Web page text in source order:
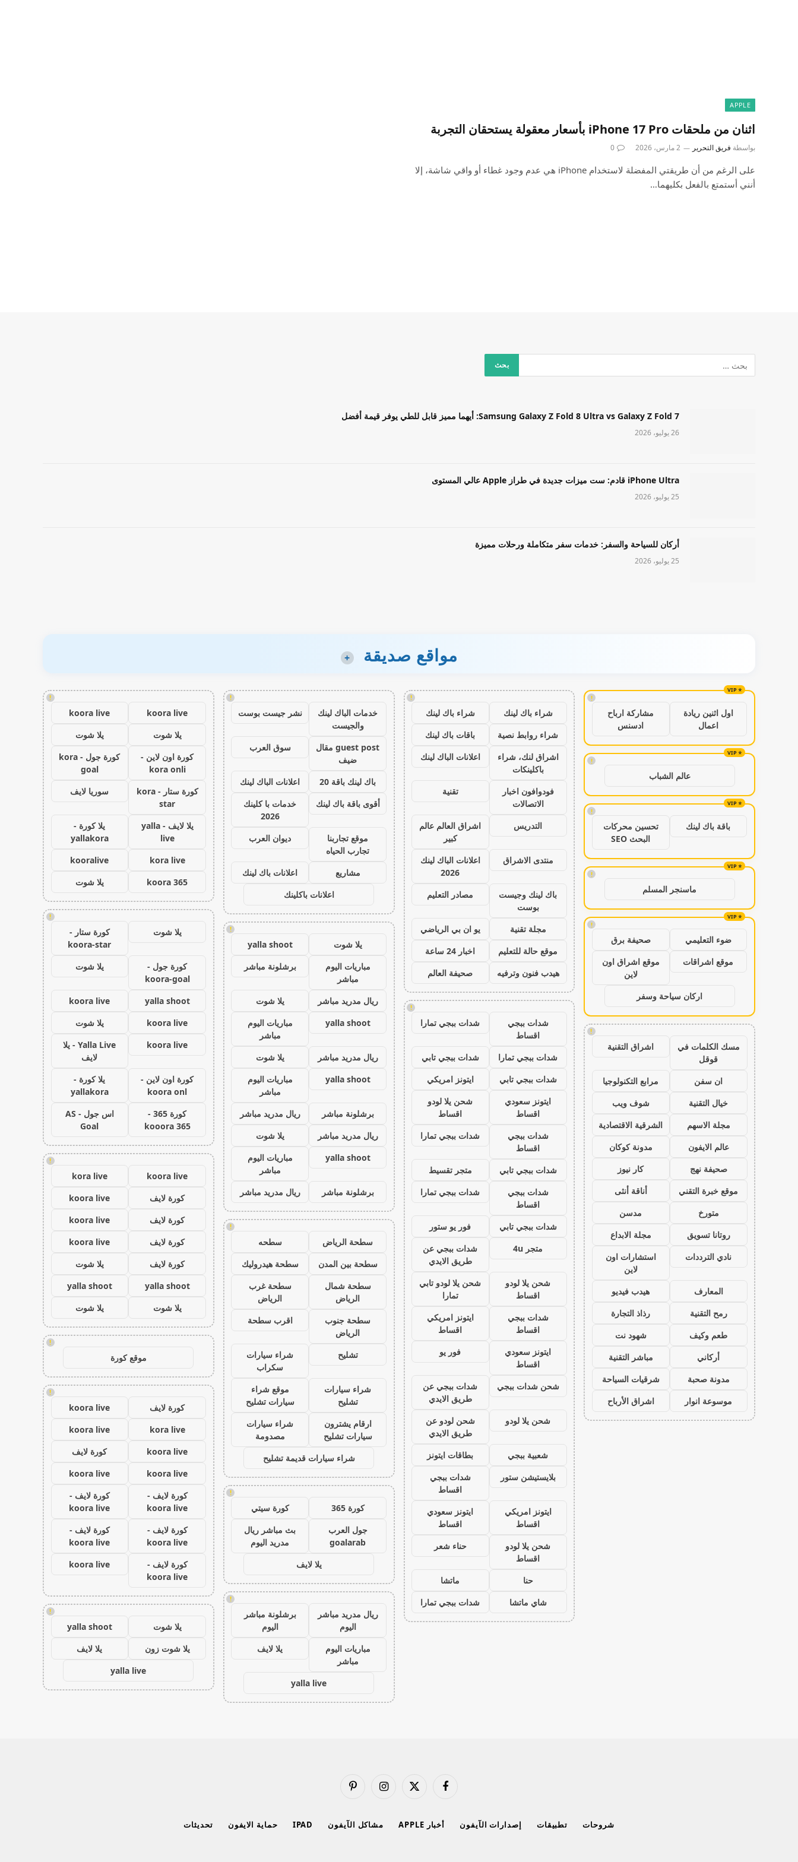
APPLE
اثنان من ملحقات iPhone 17 Pro بأسعار معقولة يستحقان التجربة
بواسطة فريق التحرير 2 مارس، 2026 0
على الرغم من أن طريقتي المفضلة لاستخدام iPhone هي عدم وجود غطاء أو واقي شاشة، إلا
أنني أستمتع بالفعل بكليهما…
Samsung Galaxy Z Fold 8 Ultra vs Galaxy Z Fold 7: أيهما مميز قابل للطي يوفر قيمة أفضل
26 يوليو، 2026
iPhone Ultra قادم: ست ميزات جديدة في طراز Apple عالي المستوى
25 يوليو، 2026
أركان للسياحة والسفر: خدمات سفر متكاملة ورحلات مميزة
25 يوليو، 2026
مواقع صديقة +
!
اول اثنين ريادة
اعمال
مشاركة ارباح
ادسنس
!
عالم الشباب
!
باقة باك لينك
تحسين محركات
البحث SEO
!
ماسنجر المسلم
!
ضوء التعليمي
صحيفة برق
موقع اشراقات
موقع اشراق اون
لاين
اركان سياحة وسفر
!
مسك الكلمات في
قوقل
اشراق التقنية
ان سفن
مرابع التكنولوجيا
خيال التقنية
شوف ويب
مجلة الاسهم
الشرقية الاقتصادية
عالم الايفون
مدونة كوكان
صحيفة نهج
كار نيوز
موقع خبرة التقني
أناقة أنثى
متورخ
مدسن
روتانا تسويق
مجلة الابداع
نادي الترددات
استشارات اون
لاين
المعارف
هيدب فيديو
رمح التقنية
رذاذ التجارة
طعم وكيف
شهود نت
أركاني
مباشر التقنية
مدونة صحبة
شرقيات السياحة
موسوعة انوار
اشراق الأرباح
!
شراء باك لينك
شراء باك لينك
شراء روابط نصية
باقات باك لينك
اشراق لنك، شراء
باكلينكات
اعلانات الباك لينك
فودوافون اخبار
الاتصالات
تقنية
التدريس
اشراق العالم عالم
كبير
منتدى الاشراق
اعلانات الباك لينك
2026
باك لينك وجيست
بوست
مصادر التعليم
مجلة تقنية
يو ان بي الرياضي
موقع حالة للتعليم
اخبار 24 ساعة
هيدب فنون وترفيه
صحيفة العالم
!
شدات ببجي
اقساط
شدات ببجي تمارا
شدات ببجي تمارا
شدات ببجي تابي
شدات ببجي تابي
ايتونز امريكي
ايتونز سعودي
اقساط
شحن يلا لودو
اقساط
شدات ببجي
اقساط
شدات ببجي تمارا
شدات ببجي تابي
متجر تقسيط
شدات ببجي
اقساط
شدات ببجي تمارا
شدات ببجي تابي
فور يو ستور
متجر 4u
شدات ببجي عن
طريق الايدي
شحن يلا لودو
اقساط
شحن يلا لودو تابي
تمارا
شدات ببجي
اقساط
ايتونز امريكي
اقساط
ايتونز سعودي
اقساط
فور يو
شحن شدات ببجي
شدات ببجي عن
طريق الايدي
شحن يلا لودو
شحن لودو عن
طريق الايدي
شعبية ببجي
بطاقات ايتونز
بلايستيشن ستور
شدات ببجي
اقساط
ايتونز امريكي
اقساط
ايتونز سعودي
اقساط
شحن يلا لودو
اقساط
حناء شعر
حنا
ماتشا
شاي ماتشا
شدات ببجي تمارا
!
خدمات الباك لينك
والجيست
نشر جيست بوست
guest post مقال
ضيف
سوق العرب
باك لينك باقة 20
اعلانات الباك لينك
أقوى باقة باك لينك
خدمات با كلينك
2026
موقع تجاربنا
تجارب الحياه
ديوان العرب
مشاريع
اعلانات باك لينك
اعلانات باكلينك
!
يلا شوت
yalla shoot
مباريات اليوم
مباشر
برشلونة مباشر
ريال مدريد مباشر
يلا شوت
yalla shoot
مباريات اليوم
مباشر
ريال مدريد مباشر
يلا شوت
yalla shoot
مباريات اليوم
مباشر
برشلونة مباشر
ريال مدريد مباشر
ريال مدريد مباشر
يلا شوت
yalla shoot
مباريات اليوم
مباشر
برشلونة مباشر
ريال مدريد مباشر
!
سطحة الرياض
سطحه
سطحة بين المدن
سطحة هيدروليك
سطحة شمال
الرياض
سطحة غرب
الرياض
سطحة جنوب
الرياض
اقرب سطحة
تشليح
شراء سيارات
سكراب
شراء سيارات
تشليح
موقع شراء
سيارات تشليح
ارقام يشترون
سيارات تشليح
شراء سيارات
مصدومة
شراء سيارات قديمة تشليح
!
كورة 365
كورة سيتي
جول العرب
goalarab
بث مباشر ريال
مدريد اليوم
يلا لايف
!
ريال مدريد مباشر
اليوم
برشلونة مباشر
اليوم
مباريات اليوم
مباشر
يلا لايف
yalla live
!
koora live
koora live
يلا شوت
يلا شوت
كورة اون لاين -
kora onli
كورة جول - kora
goal
كورة ستار - kora
star
سوريا لايف
يلا لايف - yalla
live
يلا كورة -
yallakora
kora live
kooralive
koora 365
يلا شوت
!
يلا شوت
كورة ستار -
koora-star
كورة جول -
koora-goal
يلا شوت
yalla shoot
koora live
koora live
يلا شوت
koora live
Yalla Live - يلا
لايف
كورة اون لاين -
koora onl
يلا كورة -
yallakora
كورة 365 -
kooora 365
اس جول - AS
Goal
!
koora live
kora live
كورة لايف
koora live
كورة لايف
koora live
كورة لايف
koora live
كورة لايف
يلا شوت
yalla shoot
yalla shoot
يلا شوت
يلا شوت
!
موقع كورة
!
كورة لايف
koora live
kora live
koora live
koora live
كورة لايف
koora live
koora live
كورة لايف -
koora live
كورة لايف -
koora live
كورة لايف -
koora live
كورة لايف -
koora live
كورة لايف -
koora live
koora live
!
يلا شوت
yalla shoot
يلا شوت زون
يلا لايف
yalla live
فيسبوك
X
الانستغرامبينتيريست
شروحات تطبيقات إصدارات الآيفون أخبار APPLE مشاكل الآيفون IPAD حماية الايفون تحديثات